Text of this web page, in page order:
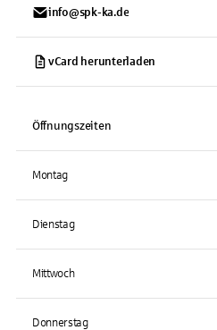
info@spk-ka.de
vCard herunterladen
Öffnungszeiten
Montag
Dienstag
Mittwoch
Donnerstag